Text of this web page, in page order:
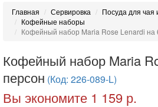
Главная Сервировка
Посуда для чая
Кофейные наборы
Кофейный набор Maria Rose Lenardi на
Кофейный набор Maria
персон (Код: 226-089-L)
Вы экономите 1 159 р.